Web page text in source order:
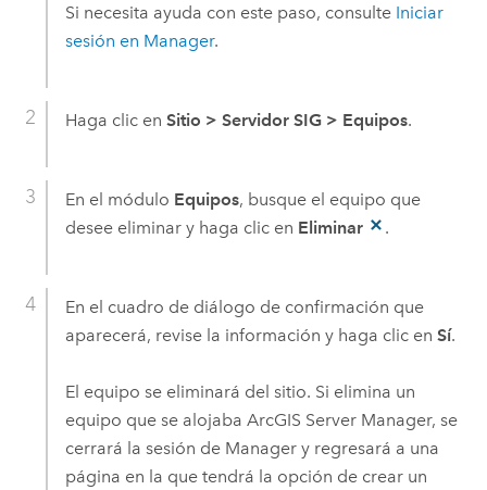
Si necesita ayuda con este paso, consulte Iniciar
sesión en Manager.
Haga clic en Sitio > Servidor SIG > Equipos.
En el módulo Equipos, busque el equipo que
desee eliminar y haga clic en Eliminar .
En el cuadro de diálogo de confirmación que
aparecerá, revise la información y haga clic en Sí.
El equipo se eliminará del sitio. Si elimina un
equipo que se alojaba ArcGIS Server Manager, se
cerrará la sesión de Manager y regresará a una
página en la que tendrá la opción de crear un